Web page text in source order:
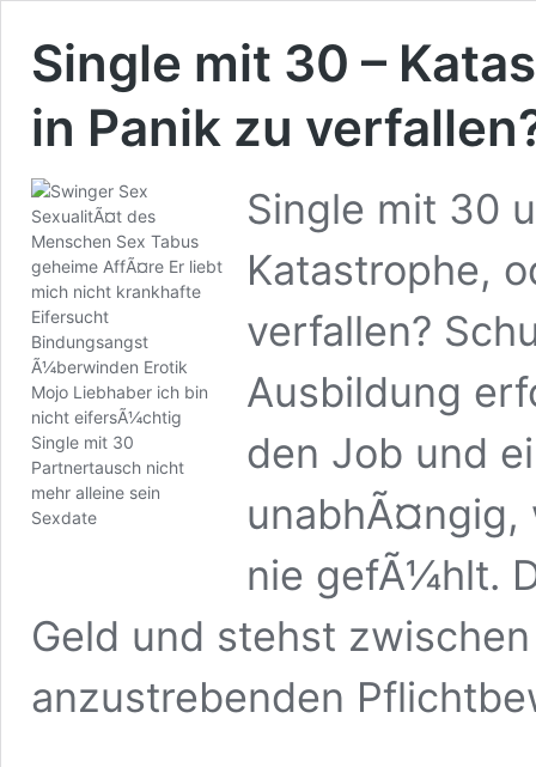
Single mit 30 –
in Panik zu
Single mit 30
Katastrophe,
verfallen?
Ausbildung
den Job und
nie gefÃ¼hlt.
Geld und stehst
anzustrebenden